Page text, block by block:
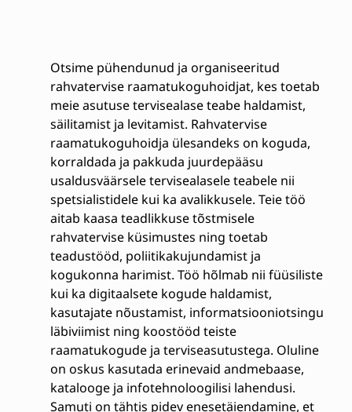
Otsime pühendunud ja organiseeritud
rahvatervise raamatukoguhoidjat, kes toetab
meie asutuse tervisealase teabe haldamist,
säilitamist ja levitamist. Rahvatervise
raamatukoguhoidja ülesandeks on koguda,
korraldada ja pakkuda juurdepääsu
usaldusväärsele tervisealasele teabele nii
spetsialistidele kui ka avalikkusele. Teie töö
aitab kaasa teadlikkuse tõstmisele
rahvatervise küsimustes ning toetab
teadustööd, poliitikakujundamist ja
kogukonna harimist. Töö hõlmab nii füüsiliste
kui ka digitaalsete kogude haldamist,
kasutajate nõustamist, informatsiooniotsingu
läbiviimist ning koostööd teiste
raamatukogude ja terviseasutustega. Oluline
on oskus kasutada erinevaid andmebaase,
katalooge ja infotehnoloogilisi lahendusi.
Samuti on tähtis pidev enesetäiendamine, et